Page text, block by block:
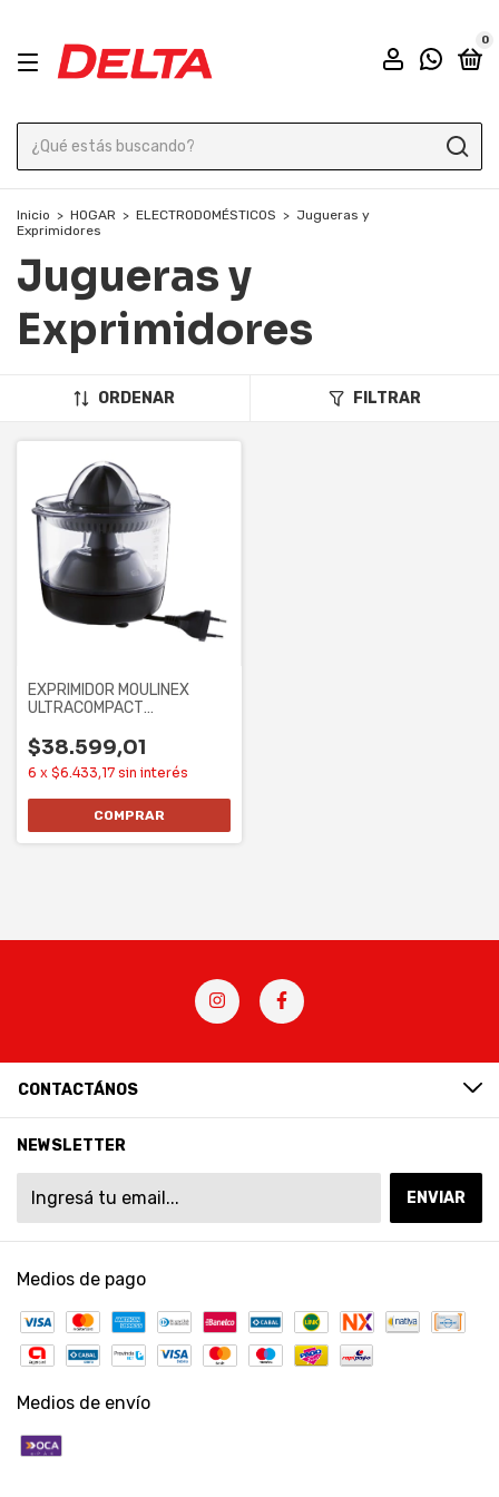
0
Inicio > HOGAR > ELECTRODOMÉSTICOS > Jugueras y
Exprimidores
Jugueras y
Exprimidores
ORDENAR FILTRAR
EXPRIMIDOR MOULINEX
ULTRACOMPACT
$38.599,01
6 x $6.433,17 sin interés
CONTACTÁNOS
NEWSLETTER
Medios de pago
Medios de envío